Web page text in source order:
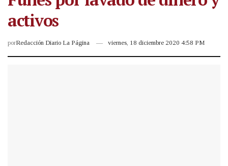
activos
porRedacción Diario La Página viernes, 18 diciembre 2020 4:58 PM